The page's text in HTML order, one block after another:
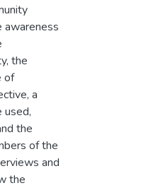
awareness
the
of
a
used,
the
of the
and
the